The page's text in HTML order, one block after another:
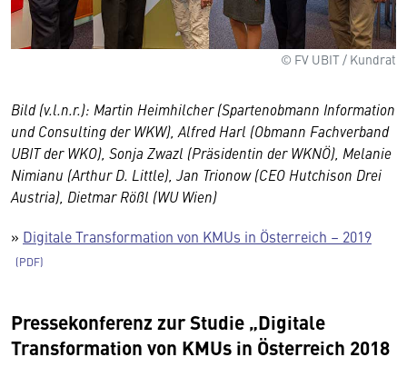
© FV UBIT / Kundrat
Bild (v.l.n.r.): Martin Heimhilcher (Spartenobmann Information
und Consulting der WKW), Alfred Harl (Obmann Fachverband
UBIT der WKO), Sonja Zwazl (Präsidentin der WKNÖ), Melanie
Nimianu (Arthur D. Little), Jan Trionow (CEO Hutchison Drei
Austria), Dietmar Rößl (WU Wien)
» Digitale Transformation von KMUs in Österreich – 2019
Pressekonferenz zur Studie „Digitale
Transformation von KMUs in Österreich 2018
Wir benötigen Ihre Zustimmung